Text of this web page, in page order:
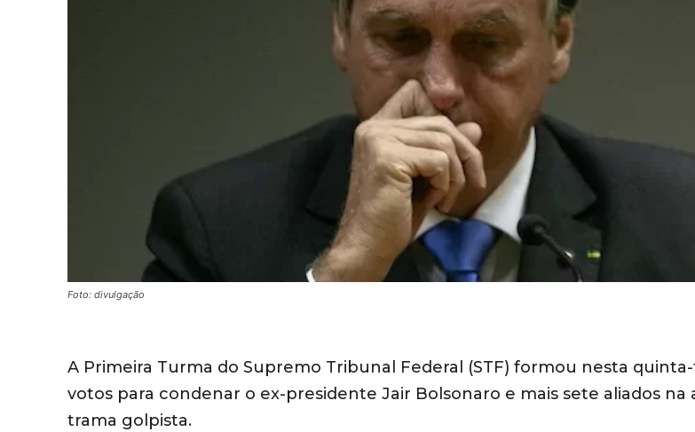
Foto: divulgação
A Primeira Turma do Supremo Tribunal Federal (STF) formou nesta quinta-
votos para condenar o ex-presidente Jair Bolsonaro e mais sete aliados na
trama golpista.